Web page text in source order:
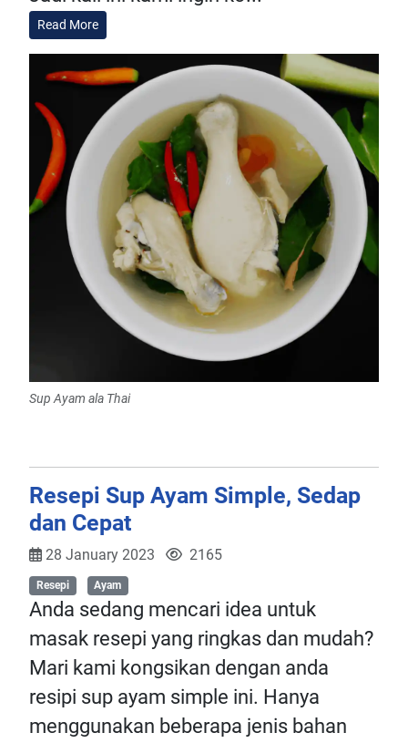
Read More
Sup Ayam ala Thai
Resepi Sup Ayam Simple, Sedap
dan Cepat
28 January 2023 2165
Resepi Ayam
Anda sedang mencari idea untuk
masak resepi yang ringkas dan mudah?
Mari kami kongsikan dengan anda
resipi sup ayam simple ini. Hanya
menggunakan beberapa jenis bahan